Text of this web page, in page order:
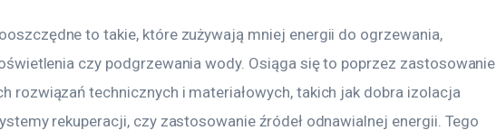
to takie, które zużywają mniej energii do ogrzewania,
czy podgrzewania wody. Osiąga się to poprzez zastosowanie
rozwiązań technicznych i materiałowych, takich jak dobra izolacja
rekuperacji, czy zastosowanie źródeł odnawialnej energii. Tego